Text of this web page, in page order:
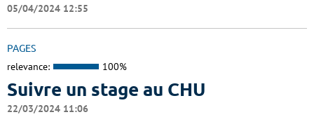
05/04/2024 12:55
PAGES
relevance: 100%
Suivre un stage au CHU
22/03/2024 11:06